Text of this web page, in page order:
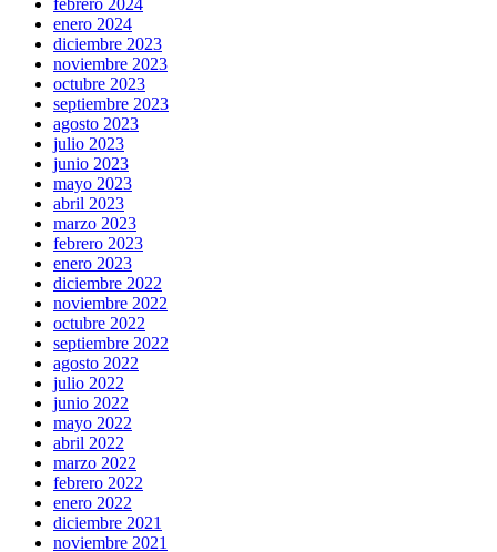
febrero 2024
enero 2024
diciembre 2023
noviembre 2023
octubre 2023
septiembre 2023
agosto 2023
julio 2023
junio 2023
mayo 2023
abril 2023
marzo 2023
febrero 2023
enero 2023
diciembre 2022
noviembre 2022
octubre 2022
septiembre 2022
agosto 2022
julio 2022
junio 2022
mayo 2022
abril 2022
marzo 2022
febrero 2022
enero 2022
diciembre 2021
noviembre 2021